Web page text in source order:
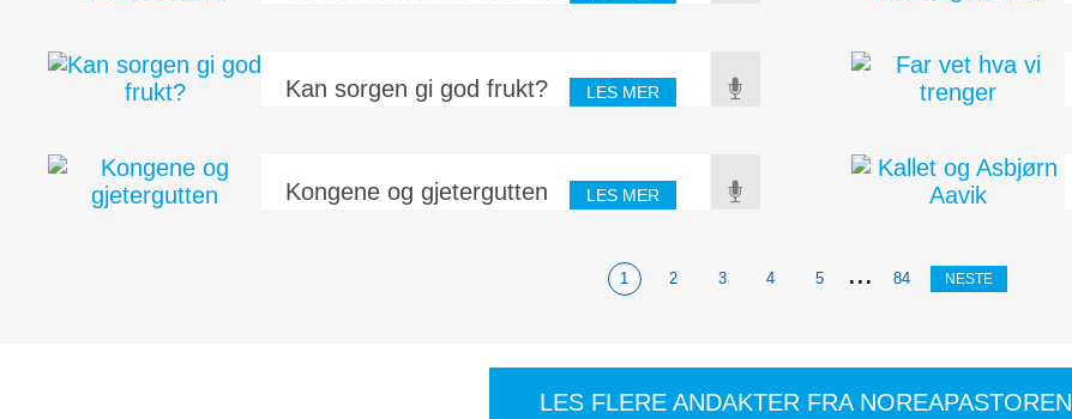
Kan sorgen gi god frukt? LES MER
Kongene og gjetergutten
De har kanskje ikke hendt i virkeligheten, men fortelles videre
LES MER
1 2 3 4 5 ... 84 NESTE
LES FLERE ANDAKTER FRA NOREAPASTOREN